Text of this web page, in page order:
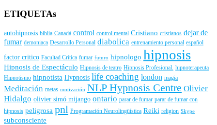
ETIQUETAs
autohipnosis biblia Canadá control control mental Cristiano cristianos dejar de
fumar demoniaca Desarrollo Personal diabolica entrenamiento personal español
factor critico Facultad Crítica fumar futuro hipnologo hipnosis
Hipnosis de Espectáculo Hipnosis de teatro Hipnosis Profesional. hipnoterapeuta
Hipnotismo hipnotista Hypnosis life coaching london magia
Meditación metas motivación NLP Hypnosis Centre Olivier
Hidalgo olivier simó mijango ontario parar de fumar parar de fumar con
hipnosis peligrosa pnl Programación Neurolingüística Reiki religion Skype
subconsciente